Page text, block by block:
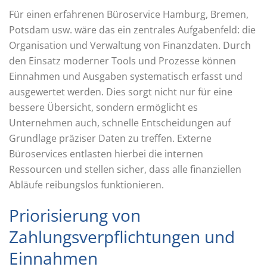
Für einen erfahrenen Büroservice Hamburg, Bremen,
Potsdam usw. wäre das ein zentrales Aufgabenfeld: die
Organisation und Verwaltung von Finanzdaten. Durch
den Einsatz moderner Tools und Prozesse können
Einnahmen und Ausgaben systematisch erfasst und
ausgewertet werden. Dies sorgt nicht nur für eine
bessere Übersicht, sondern ermöglicht es
Unternehmen auch, schnelle Entscheidungen auf
Grundlage präziser Daten zu treffen. Externe
Büroservices entlasten hierbei die internen
Ressourcen und stellen sicher, dass alle finanziellen
Abläufe reibungslos funktionieren.
Priorisierung von
Zahlungsverpflichtungen und
Einnahmen